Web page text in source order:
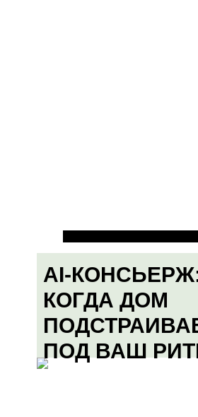
AI-
КОГДА ДОМ
ПОД ВАШ